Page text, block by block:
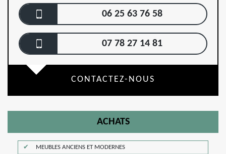
06 25 63 76 58
07 78 27 14 81
CONTACTEZ-NOUS
ACHATS
MEUBLES ANCIENS ET MODERNES